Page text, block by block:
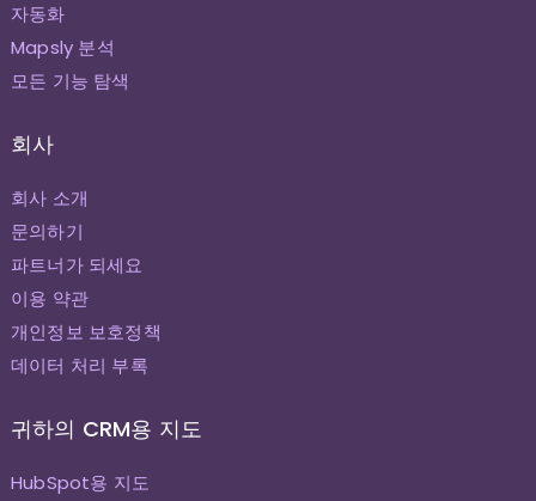
자동화
Mapsly 분석
모든 기능 탐색
회사
회사 소개
문의하기
파트너가 되세요
이용 약관
개인정보 보호정책
데이터 처리 부록
귀하의 CRM용 지도
HubSpot용 지도